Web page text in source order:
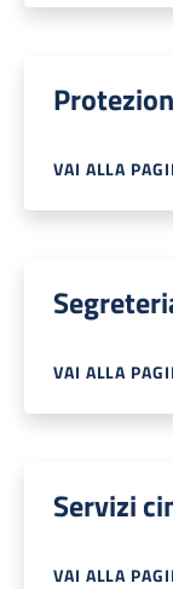
VAI ALLA
VAI ALLA
Servizi
VAI ALLA